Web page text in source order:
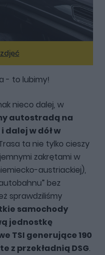
- to lubimy!
nieco dalej, w
autostradą na
w dół w
ta nie tylko cieszy
zakrętami w
austriackiej),
bez
sprawdziliśmy
samochody
jednostkę
TSI generujące 190
z przekładnią DSG.